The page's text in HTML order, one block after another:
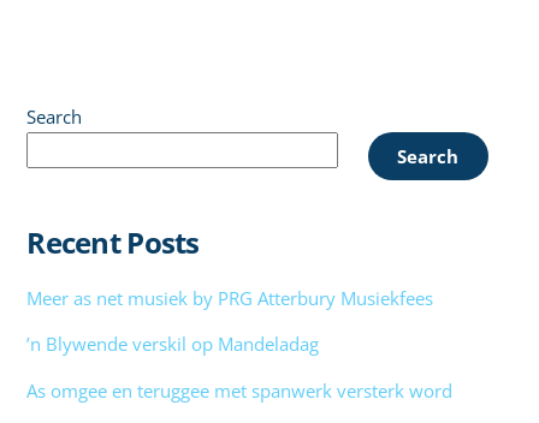
Search
Search
Recent Posts
Meer as net musiek by PRG Atterbury Musiekfees
’n Blywende verskil op Mandeladag
As omgee en teruggee met spanwerk versterk word